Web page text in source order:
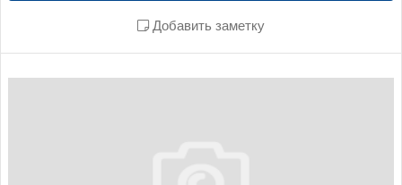
Добавить заметку